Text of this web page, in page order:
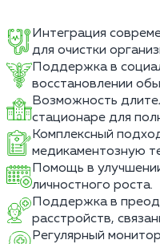
Интеграция
для очистки
Поддержка в
восстановлении
Возможность
стационаре для
Комплексный
медикаментозную
Помощь в
личностного роста.
Поддержка в
расстройств,
Регулярный